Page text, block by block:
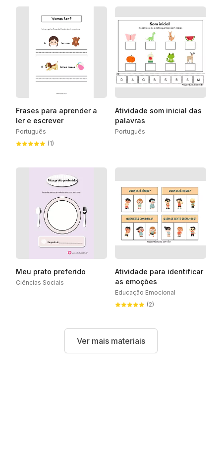
Frases para aprender a
ler e escrever
Português
(1)
Atividade som inicial das
palavras
Português
Meu prato preferido
Ciências Sociais
Atividade para identificar
as emoções
Educação Emocional
(2)
Ver mais materiais